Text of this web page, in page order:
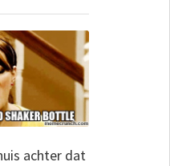
achter dat